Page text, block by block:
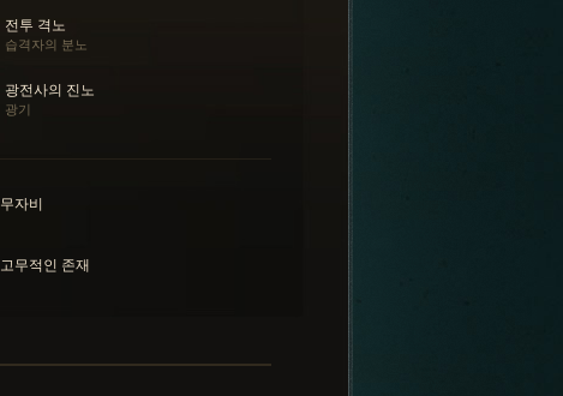
전투 격노
습격자의 분노
광전사의 진노
광기
무자비
고무적인 존재